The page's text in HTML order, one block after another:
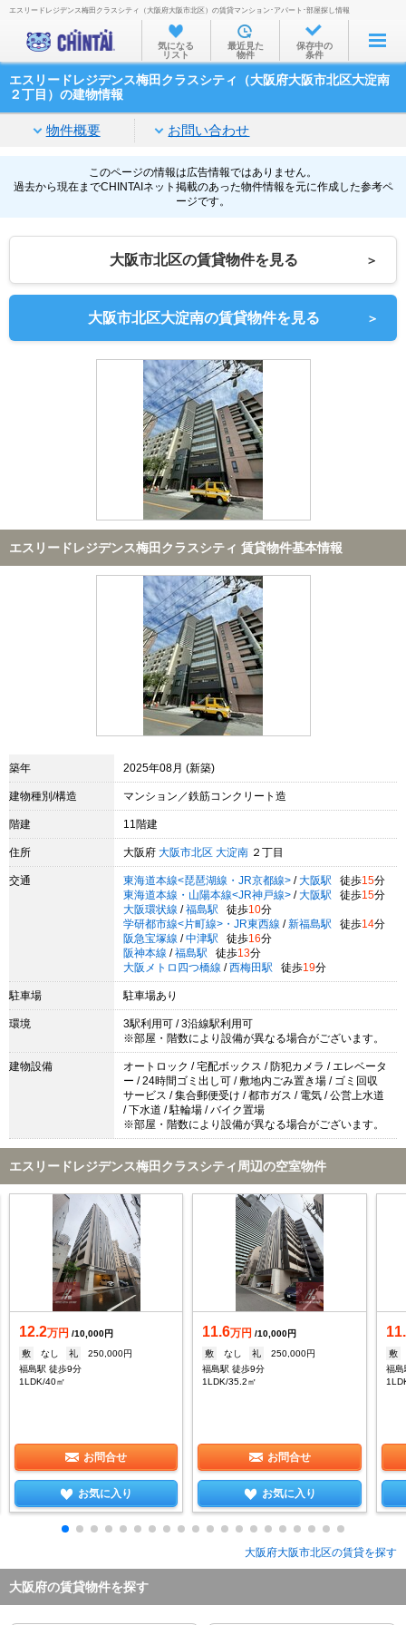
お部屋を探す
沿線・駅から
家賃相場から
物件特集から
TOP
エスリードレジデンス梅田クラスシティ（大阪府大阪市北区）の賃貸マンション･アパート･部屋探し情報
気になる
リスト
最近見た
物件
保存中の
条件
エスリードレジデンス梅田クラスシティ（大阪府大阪市北区大淀南
２丁目）の建物情報
物件概要 お問い合わせ
このページの情報は広告情報ではありません。
過去から現在までCHINTAIネット掲載のあった物件情報を元に作成した参考ペ
ージです。
大阪市北区の賃貸物件を見る ＞
大阪市北区大淀南の賃貸物件を見る ＞
エスリードレジデンス梅田クラスシティ 賃貸物件基本情報
築年 2025年08月 (新築)
建物種別/構造 マンション／鉄筋コンクリート造
階建 11階建
住所 大阪府 大阪市北区 大淀南 ２丁目
交通 東海道本線<琵琶湖線・JR京都線> / 大阪駅 徒歩15分
東海道本線・山陽本線<JR神戸線> / 大阪駅 徒歩15分
大阪環状線 / 福島駅 徒歩10分
学研都市線<片町線>・JR東西線 / 新福島駅 徒歩14分
阪急宝塚線 / 中津駅 徒歩16分
阪神本線 / 福島駅 徒歩13分
大阪メトロ四つ橋線 / 西梅田駅 徒歩19分
駐車場 駐車場あり
環境
3駅利用可 / 3沿線駅利用可
※部屋・階数により設備が異なる場合がございます。
建物設備
オートロック / 宅配ボックス / 防犯カメラ / エレベータ
ー / 24時間ゴミ出し可 / 敷地内ごみ置き場 / ゴミ回収
サービス / 集合郵便受け / 都市ガス / 電気 / 公営上水道
/ 下水道 / 駐輪場 / バイク置場
※部屋・階数により設備が異なる場合がございます。
エスリードレジデンス梅田クラスシティ周辺の空室物件
12.2万円 /10,000円
敷
なし 礼
250,000円
福島駅 徒歩9分
1LDK/40㎡
お問合せ
お気に入り
11.6万円 /10,000円
敷
なし 礼
250,000円
福島駅 徒歩9分
1LDK/35.2㎡
お問合せ
お気に入り
敷
福島
大阪府大阪市北区の賃貸を探す
大阪府の賃貸物件を探す